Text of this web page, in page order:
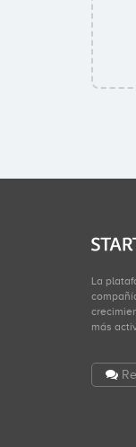
La
más